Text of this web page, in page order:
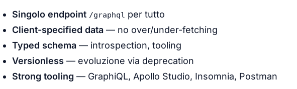
Singolo endpoint /graphql per tutto
Client-specified data — no over/under-fetching
Typed schema — introspection, tooling
Versionless — evoluzione via deprecation
Strong tooling — GraphiQL, Apollo Studio, Insomnia, Postman